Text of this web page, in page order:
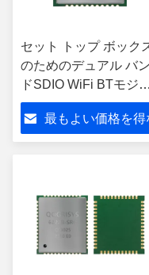
セット トップ ボック
のためのデュアル バン
ドSDIO WiFi BTモジュ
ール5G Qaulcomm
QCA1023
最もよい価格を得